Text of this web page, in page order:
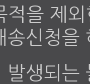
적을 제
송신청을
발생되는